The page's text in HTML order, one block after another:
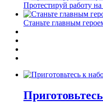
Протестируй работу
Станьте главным